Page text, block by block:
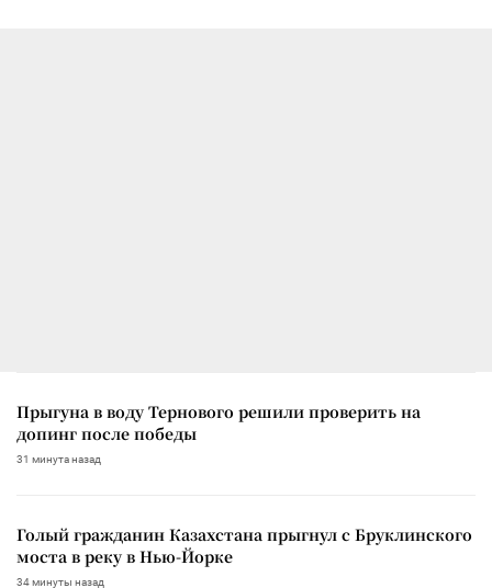
Прыгуна в воду Тернового решили проверить на
допинг после победы
31 минута назад
Голый гражданин Казахстана прыгнул с Бруклинского
моста в реку в Нью-Йорке
34 минуты назад